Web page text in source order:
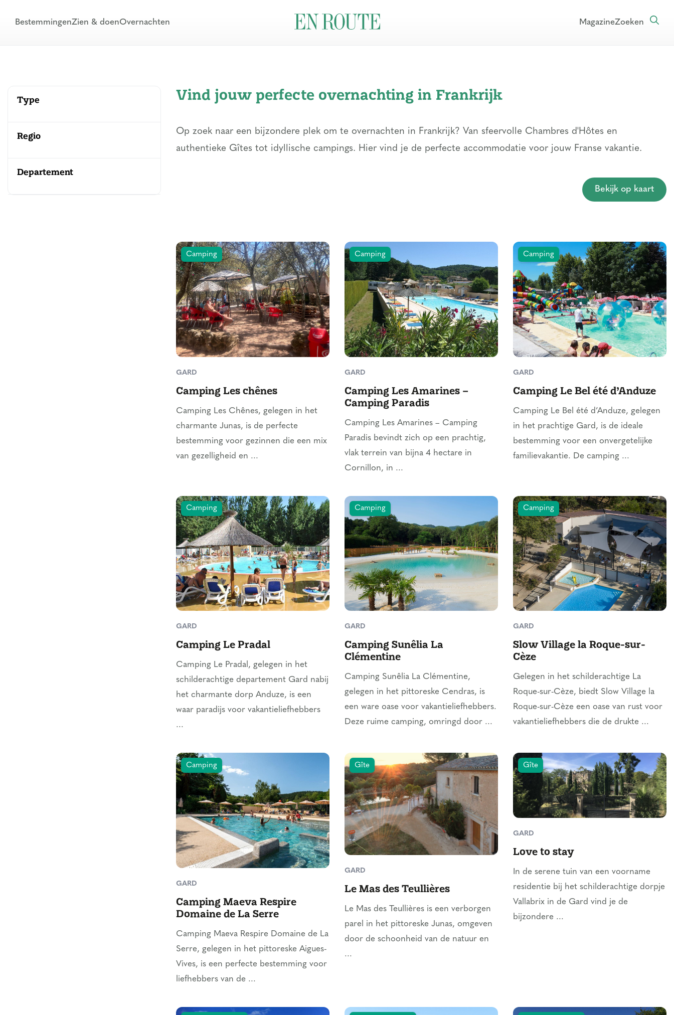
BestemmingenZien & doenOvernachten MagazineZoeken
Type
Regio
Departement
Vind jouw perfecte overnachting in Frankrijk
Op zoek naar een bijzondere plek om te overnachten in Frankrijk? Van sfeervolle Chambres d'Hôtes en
authentieke Gîtes tot idyllische campings. Hier vind je de perfecte accommodatie voor jouw Franse vakantie.
Bekijk op kaart
Camping
GARD
Camping Les chênes
Camping Les Chênes, gelegen in het
charmante Junas, is de perfecte
bestemming voor gezinnen die een mix
van gezelligheid en ...
Camping
GARD
Camping Les Amarines –
Camping Paradis
Camping Les Amarines – Camping
Paradis bevindt zich op een prachtig,
vlak terrein van bijna 4 hectare in
Cornillon, in ...
Camping
GARD
Camping Le Bel été d’Anduze
Camping Le Bel été d’Anduze, gelegen
in het prachtige Gard, is de ideale
bestemming voor een onvergetelijke
familievakantie. De camping ...
Camping
GARD
Camping Le Pradal
Camping Le Pradal, gelegen in het
schilderachtige departement Gard nabij
het charmante dorp Anduze, is een
waar paradijs voor vakantieliefhebbers
...
Camping
GARD
Camping Sunêlia La
Clémentine
Camping Sunêlia La Clémentine,
gelegen in het pittoreske Cendras, is
een ware oase voor vakantieliefhebbers.
Deze ruime camping, omringd door ...
Camping
GARD
Slow Village la Roque-sur-
Cèze
Gelegen in het schilderachtige La
Roque-sur-Cèze, biedt Slow Village la
Roque-sur-Cèze een oase van rust voor
vakantieliefhebbers die de drukte ...
Camping
GARD
Camping Maeva Respire
Domaine de La Serre
Camping Maeva Respire Domaine de La
Serre, gelegen in het pittoreske Aigues-
Vives, is een perfecte bestemming voor
liefhebbers van de ...
Gîte
GARD
Le Mas des Teullières
Le Mas des Teullières is een verborgen
parel in het pittoreske Junas, omgeven
door de schoonheid van de natuur en
...
Gîte
GARD
Love to stay
In de serene tuin van een voorname
residentie bij het schilderachtige dorpje
Vallabrix in de Gard vind je de
bijzondere ...